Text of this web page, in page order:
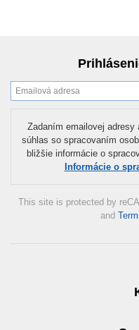
Zadaním emailovej adresy
súhlas so spracovaním
bližšie informácie o
Informácie o
This site is protected by
and